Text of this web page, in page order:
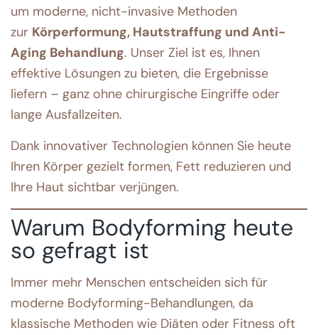
um moderne, nicht-invasive Methoden
zur Körperformung, Hautstraffung und Anti-
Aging Behandlung. Unser Ziel ist es, Ihnen
effektive Lösungen zu bieten, die Ergebnisse
liefern – ganz ohne chirurgische Eingriffe oder
lange Ausfallzeiten.
Dank innovativer Technologien können Sie heute
Ihren Körper gezielt formen, Fett reduzieren und
Ihre Haut sichtbar verjüngen.
Warum Bodyforming heute
so gefragt ist
Immer mehr Menschen entscheiden sich für
moderne Bodyforming-Behandlungen, da
klassische Methoden wie Diäten oder Fitness oft